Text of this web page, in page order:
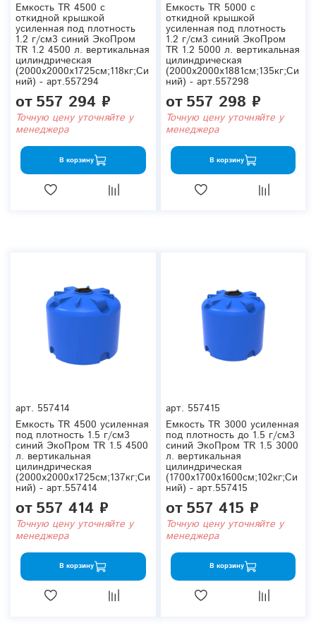
Емкость TR 4500 с
откидной крышкой
усиленная под плотность
1.2 г/см3 синий ЭкоПром
TR 1.2 4500 л. вертикальная
цилиндрическая
(2000x2000x1725см;118кг;Си
ний) - арт.557294
от557 294 ₽
Точную цену уточняйте у
менеджера
В корзину
Емкость TR 5000 с
откидной крышкой
усиленная под плотность
1.2 г/см3 синий ЭкоПром
TR 1.2 5000 л. вертикальная
цилиндрическая
(2000x2000x1881см;135кг;Си
ний) - арт.557298
от557 298 ₽
Точную цену уточняйте у
менеджера
В корзину
арт. 557414
Емкость TR 4500 усиленная
под плотность 1.5 г/см3
синий ЭкоПром TR 1.5 4500
л. вертикальная
цилиндрическая
(2000x2000x1725см;137кг;Си
ний) - арт.557414
от557 414 ₽
Точную цену уточняйте у
менеджера
В корзину
арт. 557415
Емкость TR 3000 усиленная
под плотность до 1.5 г/см3
синий ЭкоПром TR 1.5 3000
л. вертикальная
цилиндрическая
(1700x1700x1600см;102кг;Си
ний) - арт.557415
от557 415 ₽
Точную цену уточняйте у
менеджера
В корзину